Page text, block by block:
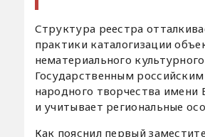
Структура реестра
практики каталогизации
нематериального
Государственным
народного творчества имени
и учитывает региональные
Как пояснил первый